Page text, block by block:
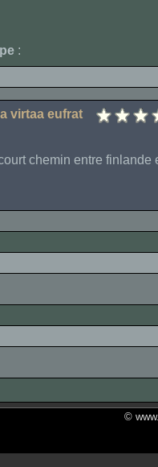
:
virtaa eufrat
chemin entre finlande
©